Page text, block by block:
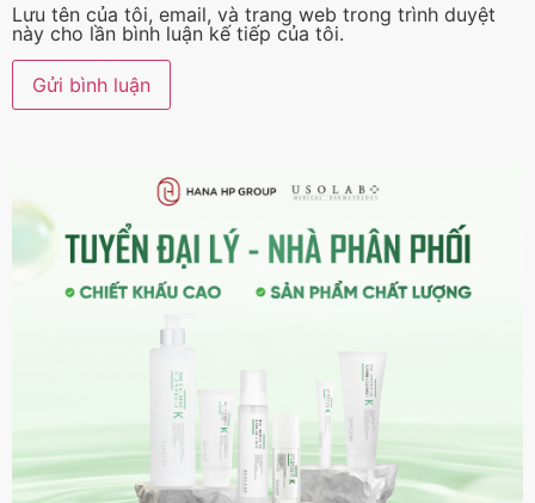
Lưu tên của tôi, email, và trang web trong trình duyệt
này cho lần bình luận kế tiếp của tôi.